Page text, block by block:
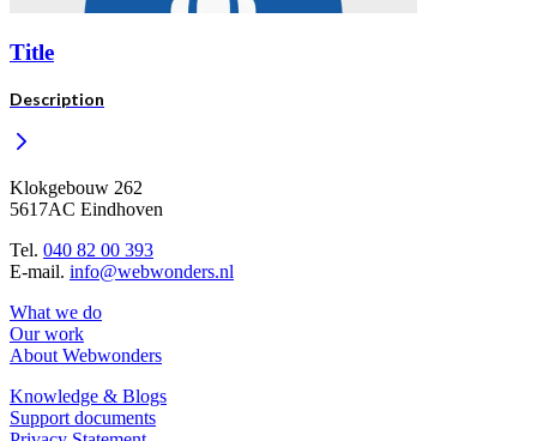
Title
Description
Klokgebouw 262
5617AC Eindhoven
Tel. 040 82 00 393
E-mail. info@webwonders.nl
What we do
Our work
About Webwonders
Knowledge & Blogs
Support documents